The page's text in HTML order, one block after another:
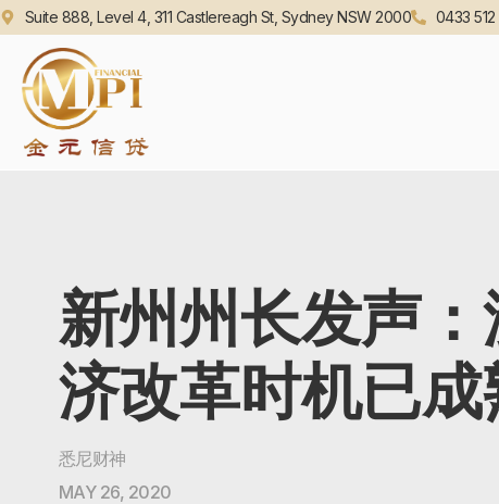
Suite 888, Level 4, 311 Castlereagh St, Sydney NSW 2000 0433 512
新州州长发声：
济改革时机已成
悉尼财神
MAY 26, 2020